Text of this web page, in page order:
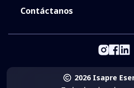
Contáctanos
2026 Isapre